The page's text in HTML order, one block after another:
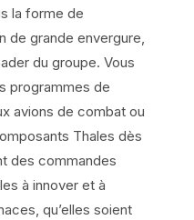
la forme de
de grande envergure,
du groupe. Vous
programmes de
avions de combat ou
Thales dès
des commandes
à innover et à
qu’elles soient